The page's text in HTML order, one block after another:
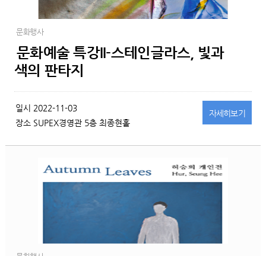
문화행사
문화예술 특강II-스테인글라스, 빛과
색의 판타지
일시 2022-11-03
장소 SUPEX경영관 5층 최종현홀
자세히보기